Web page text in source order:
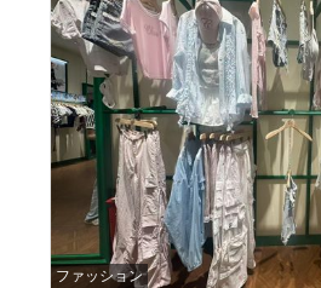
ファッション